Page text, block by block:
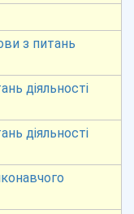
з питань
діяльності
діяльності